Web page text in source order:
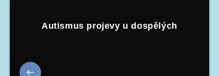
Autismus projevy u dospělých